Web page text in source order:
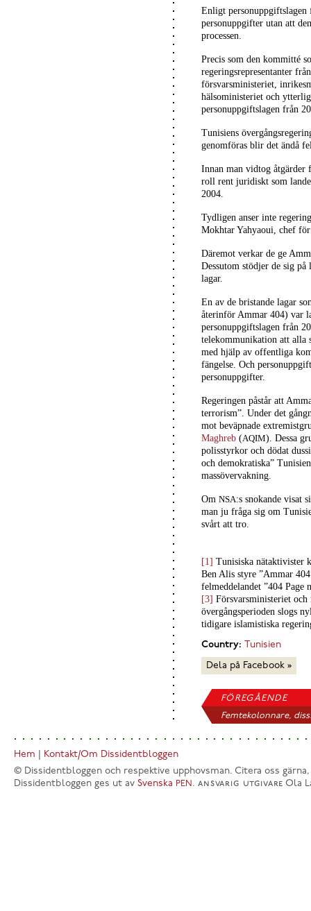
Enligt personuppgiftslagen
personuppgifter utan att
processen.
Precis som den kommitté
regeringsrepresentanter
försvarsministeriet,
hälsoministeriet och
personuppgiftslagen från
Tunisiens
genomföras blir det ändå
Innan man vidtog åtgärder
roll rent juridiskt som
2004.
Tydligen anser inte
Mokhtar Yahyaoui, chef
Däremot verkar de ge
Dessutom stödjer de sig
lagar.
En av de bristande lagar
återinför Ammar 404) var
personuppgiftslagen från
telekommunikation att alla
med hjälp av offentliga
fängelse. Och
personuppgifter.
Regeringen påstår att
terrorism”. Under det
mot beväpnade
Maghreb (AQIM). Dessa
polisstyrkor och dödat
och demokratiska”
massövervakning.
Om NSA:s snokande visat
man ju fråga sig om
svårt att tro.
[1] Tunisiska nätaktivister
Ben Alis styre ”Ammar
felmeddelandet ”404 Page
[3] Försvarsministeriet
övergångsperioden slogs
tidigare islamistiska
Country: Tunisien
Dela på Facebook »
FÖREGÅENDE
Femtekolonnare,
Hem
Kontakt/Om Dissidentbloggen
© Dissidentbloggen och respektive upphovsman. Citera oss
Dissidentbloggen ges ut av Svenska PEN . ansvarig utgivare Ola